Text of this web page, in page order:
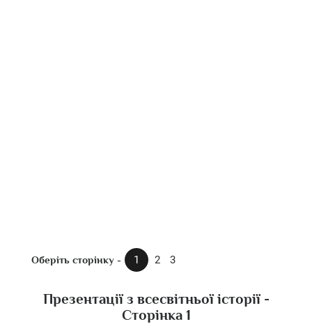
Оберіть сторінку - 1 2 3
Презентації з всесвітньої історії -
Сторінка 1